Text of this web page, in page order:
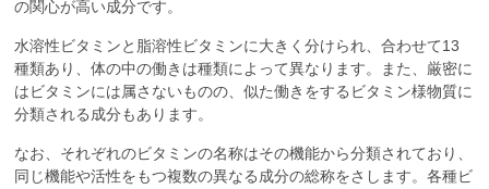
の関心が高い成分です。
水溶性ビタミンと脂溶性ビタミンに大きく分けられ、合わせて13
種類あり、体の中の働きは種類によって異なります。また、厳密に
はビタミンには属さないものの、似た働きをするビタミン様物質に
分類される成分もあります。
なお、それぞれのビタミンの名称はその機能から分類されており、
同じ機能や活性をもつ複数の異なる成分の総称をさします。各種ビ